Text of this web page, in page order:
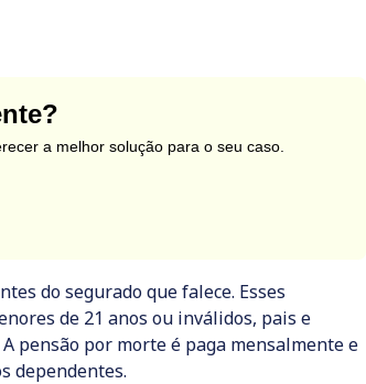
a melhor solução para o seu caso.
do segurado que falece. Esses
de 21 anos ou inválidos, pais e
pensão por morte é paga mensalmente e
dependentes.